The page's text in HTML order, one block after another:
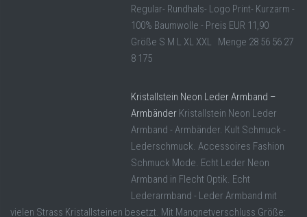
Regular- Rundhals- Logo Print- Kurzarm -
100% Baumwolle - Preis EUR 11,90
Größe S M L XL XXL Menge 28 56 56 27
8 175
Kristallstein Neon Leder Armband –
Armbänder Kristallstein Neon Leder
Armband - Armbänder. Kult Schmuck -
Lederschmuck. Accessoires Fashion
Schmuck Mode. Echt Leder Neon
Armband in Flecht Optik. Echt
Lederarmband - Leder Armband mit
vielen Strass Kristallsteinen besetzt. Mit Mangnetverschluss Größe: